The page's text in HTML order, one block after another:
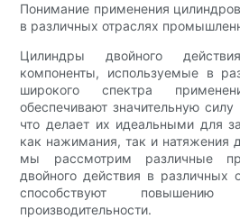
Понимание применения
в различных отраслях
Цилиндры двойного
компоненты, используемые в
широкого спектра
обеспечивают значительную
что делает их идеальными для
как нажимания, так и натяжения
мы рассмотрим различные
двойного действия в различных
способствуют
производительности.